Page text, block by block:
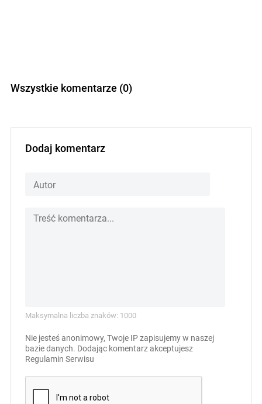
Wszystkie komentarze (0)
Dodaj komentarz
Maksymalna liczba znaków: 1000
Nie jesteś anonimowy, Twoje IP zapisujemy w naszej
bazie danych. Dodając komentarz akceptujesz
Regulamin Serwisu